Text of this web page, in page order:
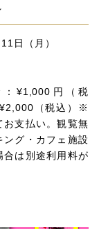
日（月）
¥1,000円（税
（税込）※
お支払い。観覧無
ング・カフェ施設
合は別途利用料が